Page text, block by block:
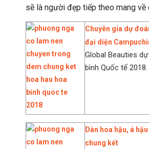
sẽ là người đẹp tiếp theo mang về
Chuyên gia dự
đại diện
Global Beauties
bình Quốc tế
Dàn hoa hậu, á
chung kết